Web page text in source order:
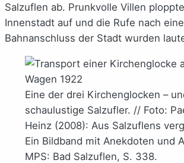
Salzuflen ab. Prunkvolle Villen
Innenstadt auf und die Rufe nach
Bahnanschluss der Stadt wurden
Eine der drei Kirchenglocken –
schaulustige Salzufler. // Foto:
Heinz (2008): Aus Salzuflens
Ein Bildband mit Anekdoten und
MPS: Bad Salzuflen, S. 338.